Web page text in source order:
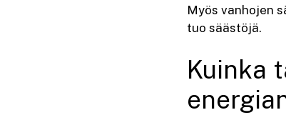
Myös vanhojen
tuo säästöjä.
Kuinka